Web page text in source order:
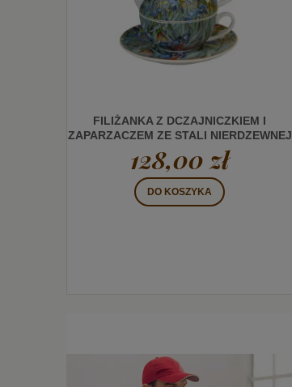
FILIŻANKA Z DCZAJNICZKIEM I
ZAPARZACZEM ZE STALI NIERDZEWNEJ
IRISES INSPIRED BY VAN GOGH/ TEA
FOR ONE
128,00 zł
DO KOSZYKA